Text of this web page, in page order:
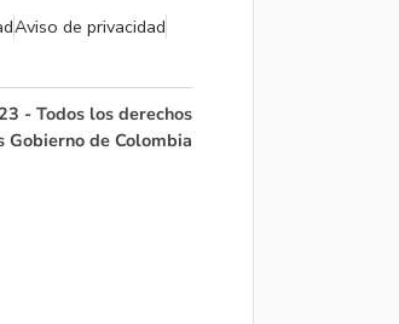
Aviso de privacidad
- Todos los derechos
Gobierno de Colombia